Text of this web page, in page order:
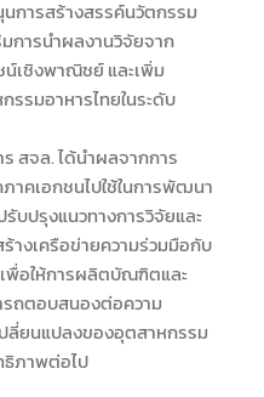
การสร้างสรรค์นวัตกรรม
การนำผลงานวิจัยจาก
น์เชิงพาณิชย์ และเพิ่ม
รมอาหารไทยในระดับ
สจล. ได้นำผลจากการ
าคเอกชนไปใช้ในการพัฒนา
บปรุงแนวทางการวิจัยและ
งเครือข่ายความร่วมมือกับ
พื่อให้การผลิตบัณฑิตและ
รถตอบสนองต่อความ
ลี่ยนแปลงของอุตสาหกรรม
ธิภาพต่อไป